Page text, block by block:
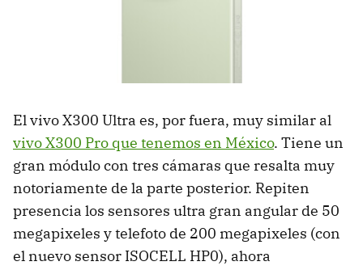
El vivo X300 Ultra es, por fuera, muy similar al
vivo X300 Pro que tenemos en México. Tiene un
gran módulo con tres cámaras que resalta muy
notoriamente de la parte posterior. Repiten
presencia los sensores ultra gran angular de 50
megapixeles y telefoto de 200 megapixeles (con
el nuevo sensor ISOCELL HP0), ahora